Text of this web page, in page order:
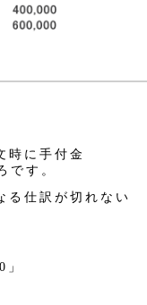
時に手付金
です。
る仕訳が切れない